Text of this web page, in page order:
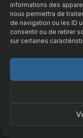
informations des
nous permettra de
de navigation ou les ID
consentir ou de retirer
sur certaines